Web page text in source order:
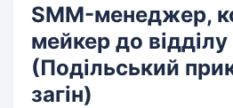
SMM-менеджер,
мейкер до
(Подільський
загін)